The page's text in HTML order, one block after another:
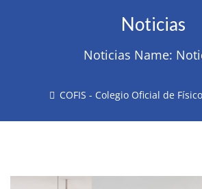
Noticias
Noticias Name:
COFIS - Colegio Oficial de